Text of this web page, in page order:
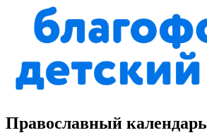
Православный календарь